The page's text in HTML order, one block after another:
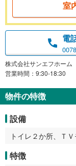
室
電
株式会社サンエフホーム
営業時間：9:30-18:30
物件の特徴
設備
トイレ２か所、Ｔ
特徴